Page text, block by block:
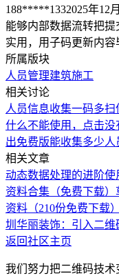
188*****1332025年12
能够内部数据流转把
实用，用子码更新内容
所属版块
人员管理建筑施工
相关讨论
人员信息收集一码多扫
什么不能使用，点击没
出免费版能收集多少人
相关文章
动态数据处理的进阶使
资料合集（免费下载）
资料（210份免费下载）
圳华丽装饰：引入二
返回社区主页
我们努力把二维码技